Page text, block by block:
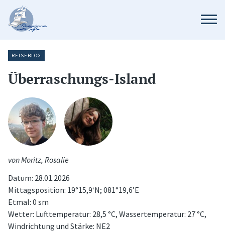
REISEBLOG
Überraschungs-Island
von Moritz, Rosalie
Datum: 28.01.2026
Mittagsposition: 19°15,9‘N; 081°19,6’E
Etmal: 0 sm
Wetter: Lufttemperatur: 28,5 °C, Wassertemperatur: 27 °C,
Windrichtung und Stärke: NE2